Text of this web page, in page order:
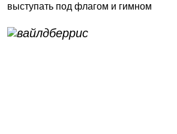
выступать под флагом и гимном